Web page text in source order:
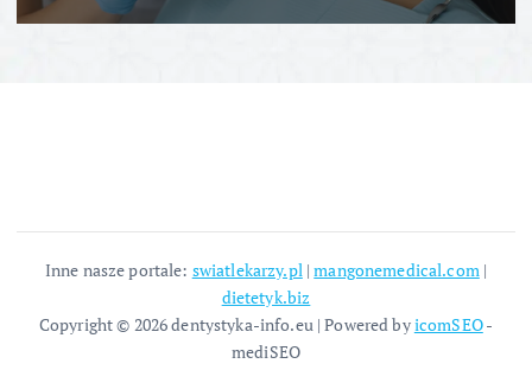
Inne nasze portale: swiatlekarzy.pl|mangonemedical.com|
dietetyk.biz
Copyright © 2026 dentystyka-info.eu | Powered byicomSEO-
mediSEO